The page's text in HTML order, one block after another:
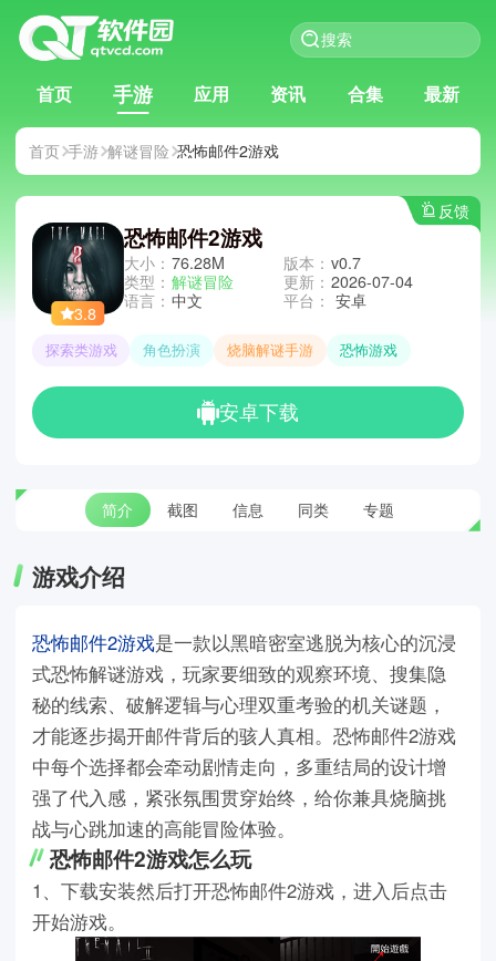
首页 手游 应用 资讯 合集 最新
首页 手游 解谜冒险 恐怖邮件2游戏
反馈
3.8
恐怖邮件2游戏
大小： 76.28M
类型： 解谜冒险
语言： 中文
版本： v0.7
更新： 2026-07-04
平台： 安卓
探索类游戏 角色扮演 烧脑解谜手游 恐怖游戏
安卓下载
简介 截图 信息 同类 专题
游戏介绍
恐怖邮件2游戏是一款以黑暗密室逃脱为核心的沉浸
式恐怖解谜游戏，玩家要细致的观察环境、搜集隐
秘的线索、破解逻辑与心理双重考验的机关谜题，
才能逐步揭开邮件背后的骇人真相。恐怖邮件2游戏
中每个选择都会牵动剧情走向，多重结局的设计增
强了代入感，紧张氛围贯穿始终，给你兼具烧脑挑
战与心跳加速的高能冒险体验。
恐怖邮件2游戏怎么玩
1、下载安装然后打开恐怖邮件2游戏，进入后点击
开始游戏。